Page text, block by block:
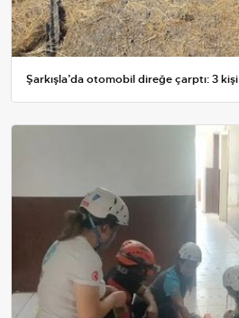
Şarkışla’da otomobil direğe çarptı: 3